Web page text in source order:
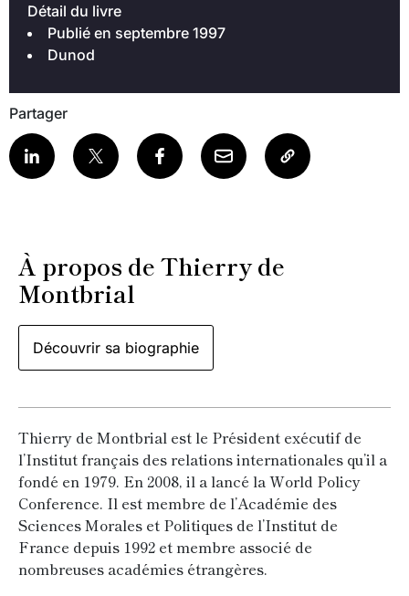
Détail du livre
Publié en septembre 1997
Dunod
Partager
À propos de Thierry de
Montbrial
Découvrir sa biographie
Thierry de Montbrial est le Président exécutif de
l’Institut français des relations internationales qu’il a
fondé en 1979. En 2008, il a lancé la World Policy
Conference. Il est membre de l’Académie des
Sciences Morales et Politiques de l’Institut de
France depuis 1992 et membre associé de
nombreuses académies étrangères.